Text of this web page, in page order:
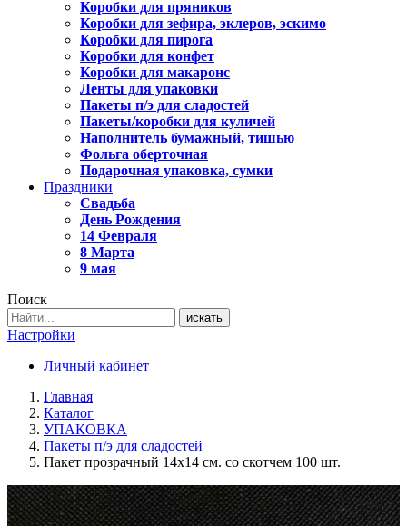
Коробки для пряников
Коробки для зефира, эклеров, эскимо
Коробки для пирога
Коробки для конфет
Коробки для макаронс
Ленты для упаковки
Пакеты п/э для сладостей
Пакеты/коробки для куличей
Наполнитель бумажный, тишью
Фольга оберточная
Подарочная упаковка, сумки
Праздники
Свадьба
День Рождения
14 Февраля
8 Марта
9 мая
Поиск
искать
Настройки
Личный кабинет
Главная
Каталог
УПАКОВКА
Пакеты п/э для сладостей
Пакет прозрачный 14х14 см. со скотчем 100 шт.